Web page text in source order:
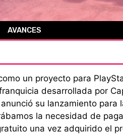
AVANCES
un proyecto para
desarrollada por
su lanzamiento para
la necesidad de
una vez adquirido el